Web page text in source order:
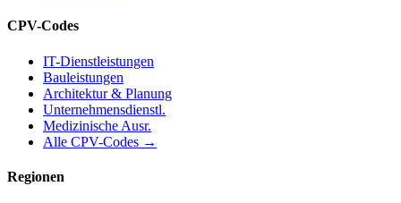
CPV-Codes
IT-Dienstleistungen
Bauleistungen
Architektur & Planung
Unternehmensdienstl.
Medizinische Ausr.
Alle CPV-Codes →
Regionen